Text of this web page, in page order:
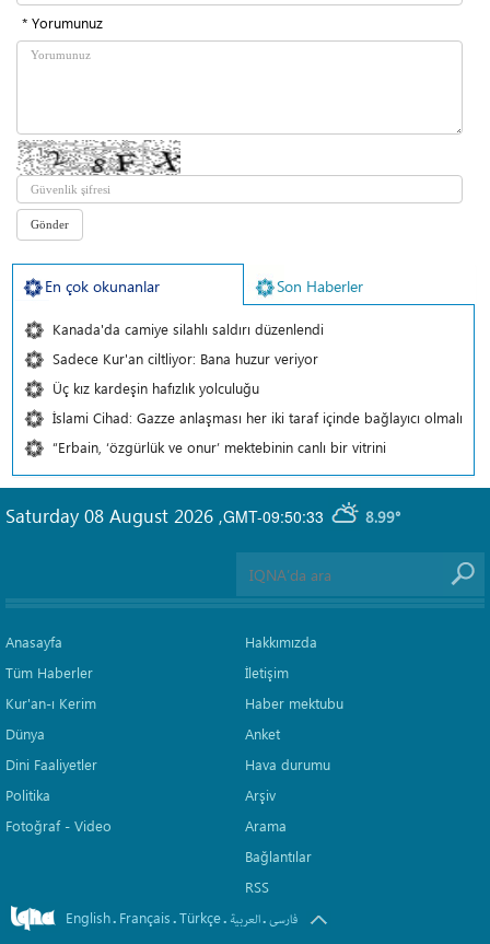
* Yorumunuz
En çok okunanlar Son Haberler
Kanada'da camiye silahlı saldırı düzenlendi
Sadece Kur'an ciltliyor: Bana huzur veriyor
Üç kız kardeşin hafızlık yolculuğu
İslami Cihad: Gazze anlaşması her iki taraf içinde bağlayıcı olmalı
“Erbain, ‘özgürlük ve onur’ mektebinin canlı bir vitrini
GMT-09:50:33 8.99°
Saturday 08 August 2026 ,
Anasayfa
Tüm Haberler
Kur'an-ı Kerim
Dünya
Dini Faaliyetler
Politika
Fotoğraf - Video
Hakkımızda
İletişim
Haber mektubu
Anket
Hava durumu
Arşiv
Arama
Bağlantılar
RSS
English. Français.Türkçe. العربیة.فارسی